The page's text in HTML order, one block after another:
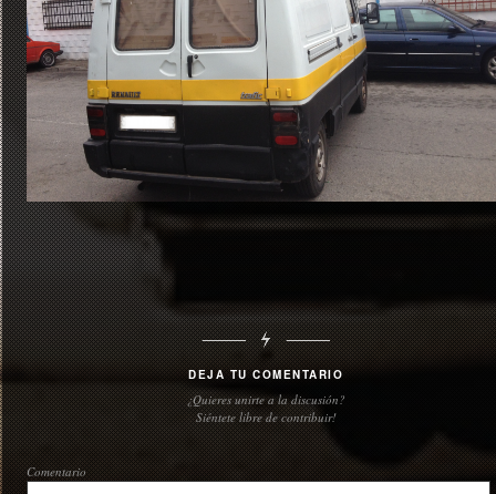
DEJA TU COMENTARIO
¿Quieres unirte a la discusión?
Siéntete libre de contribuir!
Comentario